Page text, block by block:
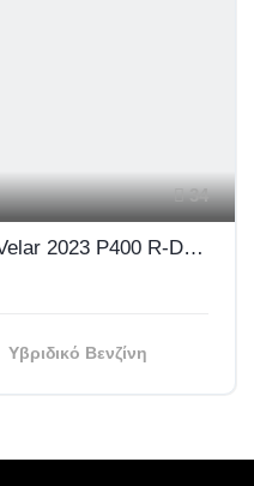
34
Land Rover Range Rover Velar 2023 P400 R-Dynamic HSE Panorama
Υβριδικό Βενζίνη